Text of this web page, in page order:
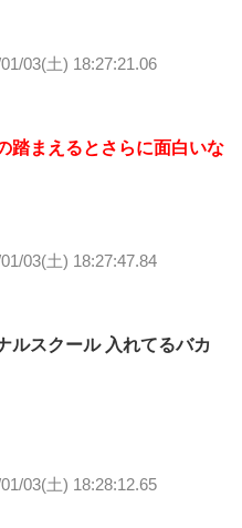
03(土) 18:27:21.06
踏まえるとさらに面白いな
03(土) 18:27:47.84
ルスクール 入れてるバカ
03(土) 18:28:12.65